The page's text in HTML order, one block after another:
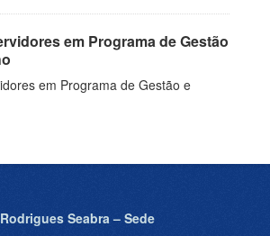
em Programa de Gestão
em Programa de Gestão e
Seabra – Sede